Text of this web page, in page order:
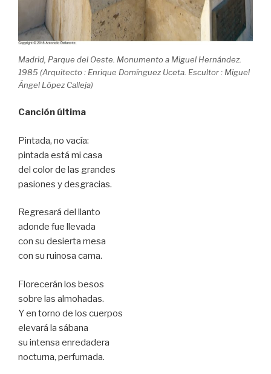
Madrid, Parque del Oeste. Monumento a Miguel Hernández.
1985 (Arquitecto : Enrique Domínguez Uceta. Escultor : Miguel
Ángel López Calleja)
Canción última
Pintada, no vacía:
pintada está mi casa
del color de las grandes
pasiones y desgracias.
Regresará del llanto
adonde fue llevada
con su desierta mesa
con su ruinosa cama.
Florecerán los besos
sobre las almohadas.
Y en torno de los cuerpos
elevará la sábana
su intensa enredadera
nocturna, perfumada.